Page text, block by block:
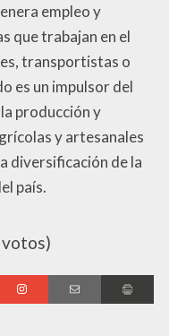
empleo y
que trabajan en el
transportistas o
es un impulsor del
producción y
y artesanales
diversificación de la
país.